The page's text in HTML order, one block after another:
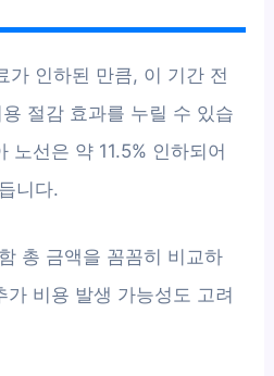
가 인하된 만큼, 이 기간 전
절감 효과를 누릴 수 있습
노선은 약 11.5% 인하되어
니다.
총 금액을 꼼꼼히 비교하
비용 발생 가능성도 고려